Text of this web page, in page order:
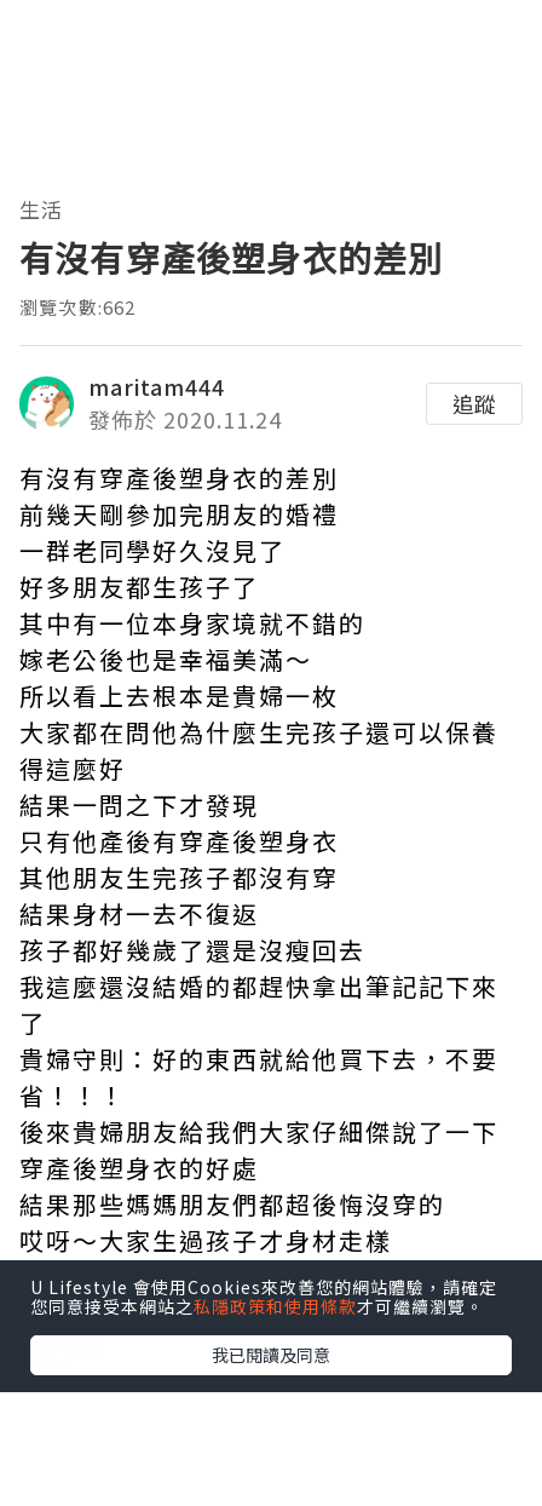
生活
有沒有穿產後塑身衣的差別
瀏覽次數:662
maritam444
發佈於 2020.11.24
追蹤
有沒有穿產後塑身衣的差別
前幾天剛參加完朋友的婚禮
一群老同學好久沒見了
好多朋友都生孩子了
其中有一位本身家境就不錯的
嫁老公後也是幸福美滿～
所以看上去根本是貴婦一枚
大家都在問他為什麼生完孩子還可以保養
得這麼好
結果一問之下才發現
只有他產後有穿產後塑身衣
其他朋友生完孩子都沒有穿
結果身材一去不復返
孩子都好幾歲了還是沒瘦回去
我這麼還沒結婚的都趕快拿出筆記記下來
了
貴婦守則：好的東西就給他買下去，不要
省！！！
後來貴婦朋友給我們大家仔細傑說了一下
穿產後塑身衣的好處
結果那些媽媽朋友們都超後悔沒穿的
哎呀～大家生過孩子才身材走樣
我這個單身狗那麼久了
身材怎麼也這麼差呢⋯是不是該檢討一下
自己XD
U Lifestyle 會使用Cookies來改善您的網站體驗，請確定
您同意接受本網站之私隱政策和使用條款才可繼續瀏覽。
我已閱讀及同意